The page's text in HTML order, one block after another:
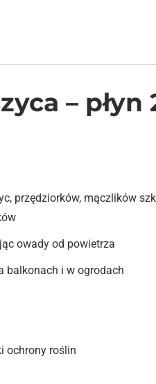
– płyn
przędziorków, mączlików
owady od powietrza
balkonach i w ogrodach
ochrony roślin